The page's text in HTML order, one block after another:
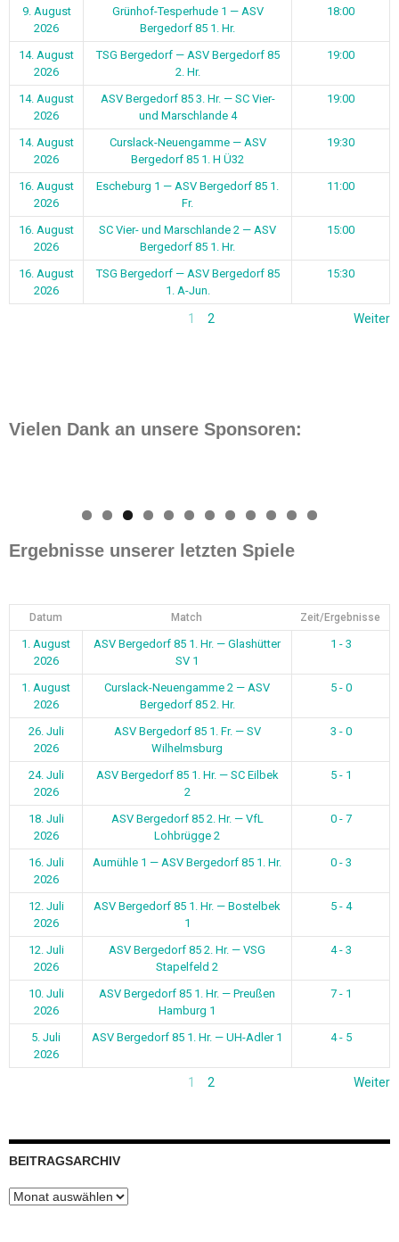
9. August
2026
Grünhof-Tesperhude 1 — ASV
Bergedorf 85 1. Hr.
18:00
14. August
2026
TSG Bergedorf — ASV Bergedorf 85
2. Hr.
19:00
14. August
2026
ASV Bergedorf 85 3. Hr. — SC Vier-
und Marschlande 4
19:00
14. August
2026
Curslack-Neuengamme — ASV
Bergedorf 85 1. H Ü32
19:30
16. August
2026
Escheburg 1 — ASV Bergedorf 85 1.
Fr.
11:00
16. August
2026
SC Vier- und Marschlande 2 — ASV
Bergedorf 85 1. Hr.
15:00
16. August
2026
TSG Bergedorf — ASV Bergedorf 85
1. A-Jun.
15:30
1 2 Weiter
Vielen Dank an unsere Sponsoren:
0 1 2
Ergebnisse unserer letzten Spiele
Datum Match Zeit/Ergebnisse
1. August
2026
ASV Bergedorf 85 1. Hr. — Glashütter
SV 1
1 - 3
1. August
2026
Curslack-Neuengamme 2 — ASV
Bergedorf 85 2. Hr.
5 - 0
26. Juli
2026
ASV Bergedorf 85 1. Fr. — SV
Wilhelmsburg
3 - 0
24. Juli
2026
ASV Bergedorf 85 1. Hr. — SC Eilbek
2
5 - 1
18. Juli
2026
ASV Bergedorf 85 2. Hr. — VfL
Lohbrügge 2
0 - 7
16. Juli
2026
Aumühle 1 — ASV Bergedorf 85 1. Hr. 0 - 3
12. Juli
2026
ASV Bergedorf 85 1. Hr. — Bostelbek
1
5 - 4
12. Juli
2026
ASV Bergedorf 85 2. Hr. — VSG
Stapelfeld 2
4 - 3
10. Juli
2026
ASV Bergedorf 85 1. Hr. — Preußen
Hamburg 1
7 - 1
5. Juli
2026
ASV Bergedorf 85 1. Hr. — UH-Adler 1 4 - 5
1 2 Weiter
BEITRAGSARCHIV
Beitragsarchiv